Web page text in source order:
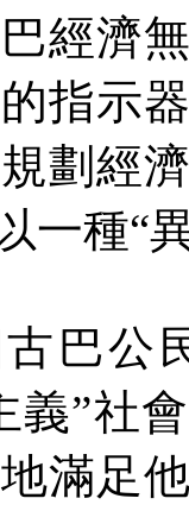
經濟
指示
劃經
一種“
巴公
義”社
滿足